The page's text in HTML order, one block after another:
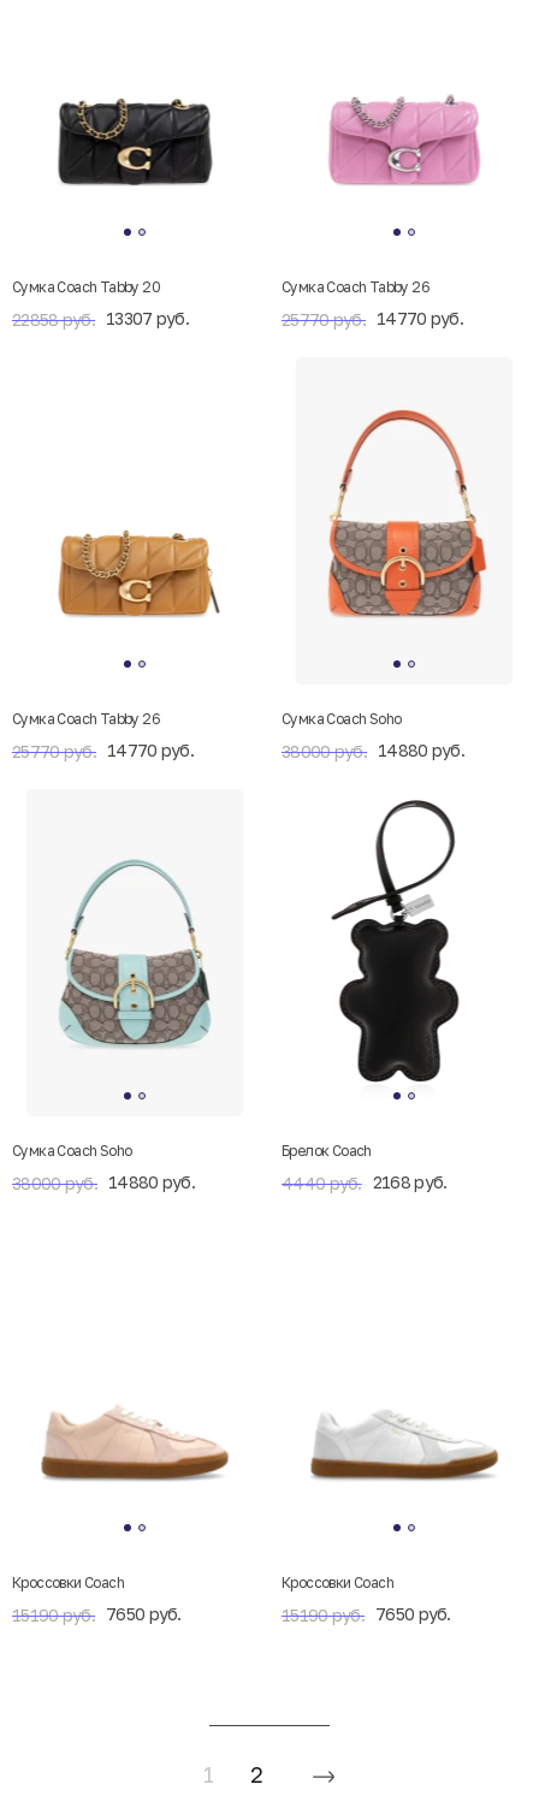
Сумка Coach Tabby 20
22858 руб. 13307 руб.
Сумка Coach Tabby 26
25770 руб. 14770 руб.
Сумка Coach Tabby 26
25770 руб. 14770 руб.
Сумка Coach Soho
38000 руб. 14880 руб.
Сумка Coach Soho
38000 руб. 14880 руб.
Брелок Coach
4440 руб. 2168 руб.
Кроссовки Coach
15190 руб. 7650 руб.
Кроссовки Coach
15190 руб. 7650 руб.
1 2